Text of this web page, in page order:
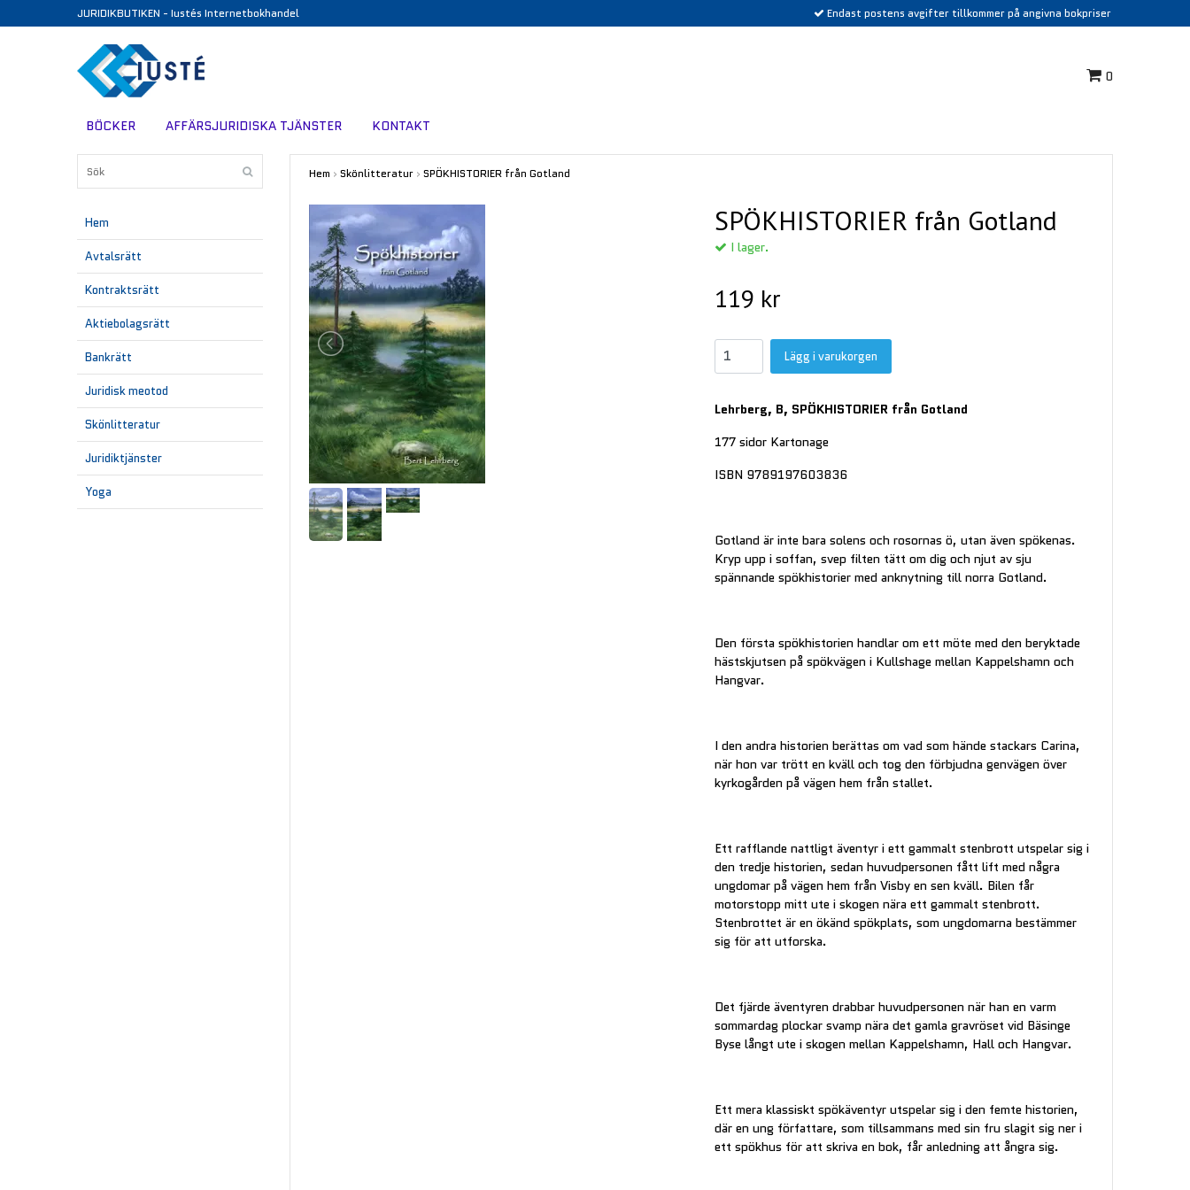
JURIDIKBUTIKEN - Iustés Internetbokhandel Endast postens avgifter tillkommer på angivna bokpriser
0
BÖCKER AFFÄRSJURIDISKA TJÄNSTER KONTAKT
Hem
Avtalsrätt
Kontraktsrätt
Aktiebolagsrätt
Bankrätt
Juridisk meotod
Skönlitteratur
Juridiktjänster
Yoga
Hem › Skönlitteratur › SPÖKHISTORIER från Gotland
SPÖKHISTORIER från Gotland
I lager.
119 kr
Lägg i varukorgen
Lehrberg, B, SPÖKHISTORIER från Gotland
177 sidor Kartonage
ISBN 9789197603836
Gotland är inte bara solens och rosornas ö, utan även spökenas.
Kryp upp i soffan, svep filten tätt om dig och njut av sju
spännande spökhistorier med anknytning till norra Gotland.
Den första spökhistorien handlar om ett möte med den beryktade
hästskjutsen på spökvägen i Kullshage mellan Kappelshamn och
Hangvar.
I den andra historien berättas om vad som hände stackars Carina,
när hon var trött en kväll och tog den förbjudna genvägen över
kyrkogården på vägen hem från stallet.
Ett rafflande nattligt äventyr i ett gammalt stenbrott utspelar sig i
den tredje historien, sedan huvudpersonen fått lift med några
ungdomar på vägen hem från Visby en sen kväll. Bilen får
motorstopp mitt ute i skogen nära ett gammalt stenbrott.
Stenbrottet är en ökänd spökplats, som ungdomarna bestämmer
sig för att utforska.
Det fjärde äventyren drabbar huvudpersonen när han en varm
sommardag plockar svamp nära det gamla gravröset vid Bäsinge
Byse långt ute i skogen mellan Kappelshamn, Hall och Hangvar.
Ett mera klassiskt spökäventyr utspelar sig i den femte historien,
där en ung författare, som tillsammans med sin fru slagit sig ner i
ett spökhus för att skriva en bok, får anledning att ångra sig.